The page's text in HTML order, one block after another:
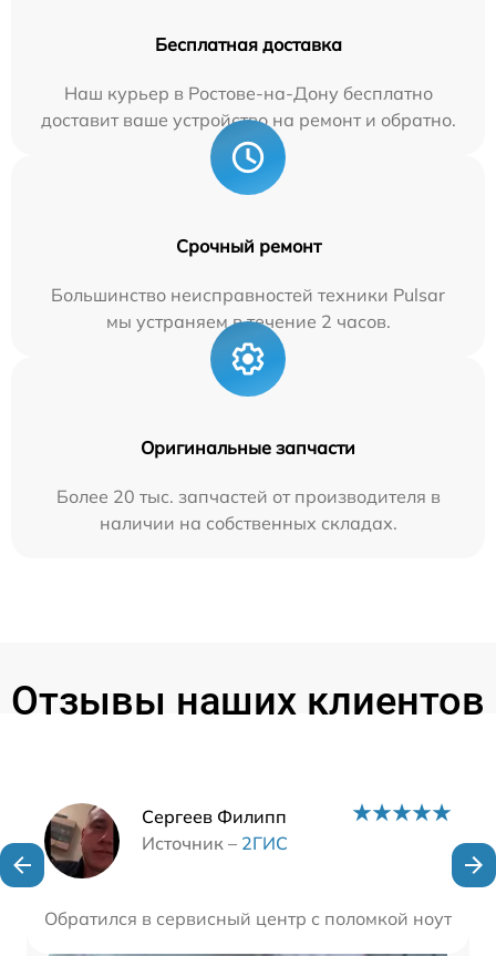
Бесплатная доставка
Наш курьер в Ростове-на-Дону бесплатно
доставит ваше устройство на ремонт и обратно.
Срочный ремонт
Большинство неисправностей техники Pulsar
мы устраняем в течение 2 часов.
Оригинальные запчасти
Более 20 тыс. запчастей от производителя в
наличии на собственных складах.
Отзывы наших клиентов
Сергеев Филипп
Источник – 2ГИС
Обратился в сервисный центр с поломкой
Наши мастера